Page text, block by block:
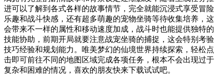
进可以了解到各式各样的故事情节，完全就能沉浸式享受冒险
乐趣和战斗快感，还有超多萌趣的宠物坐骑等待收集培养，这
会带来不一样的属性和移动速度加成，战斗时也能提供独特的
技能协助，前期开局就要注意战宠坐骑的捕捉，这会特别考验
技巧经验和规划能力。唯美梦幻的仙境世界持续探索，轻松点
击即可前往不同的地图区域完成各项任务，根本不会出现过于
复杂和困难的情况，喜欢的朋友快来下载试试吧。